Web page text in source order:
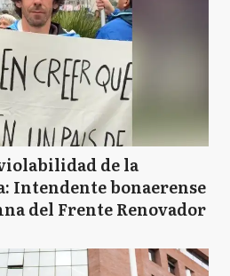
de la
Intendente bonaerense
del Frente Renovador